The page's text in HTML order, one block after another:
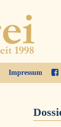
Impressum